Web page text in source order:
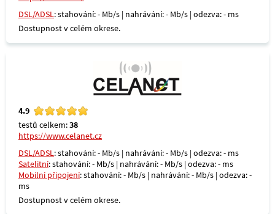
DSL/ADSL: stahování: - Mb/s | nahrávání: - Mb/s | odezva: - ms
Dostupnost v celém okrese.
4.9
testů celkem:38
https://www.celanet.cz
DSL/ADSL: stahování: - Mb/s | nahrávání: - Mb/s | odezva: - ms
Satelitní: stahování: - Mb/s | nahrávání: - Mb/s | odezva: - ms
Mobilní připojení: stahování: - Mb/s | nahrávání: - Mb/s | odezva: -
ms
Dostupnost v celém okrese.